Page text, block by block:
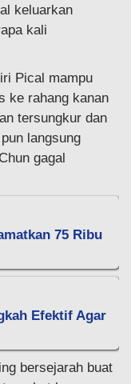
keluarkan
kali
Pical mampu
ke rahang kanan
tersungkur dan
langsung
gagal
75 Ribu
Efektif Agar
bersejarah buat